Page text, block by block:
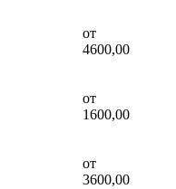
от
4600,00
от
1600,00
от
3600,00